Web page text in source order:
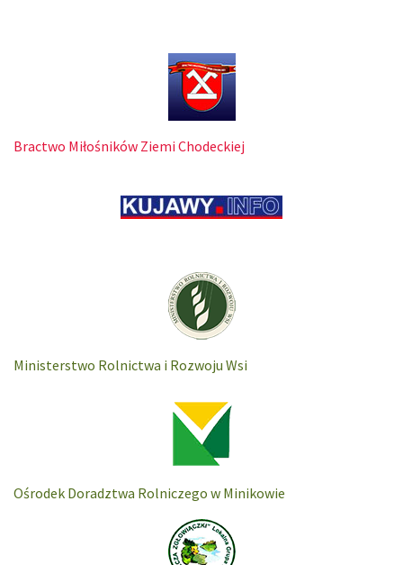
Bractwo Miłośników Ziemi Chodeckiej
Ministerstwo Rolnictwa i Rozwoju Wsi
Ośrodek Doradztwa Rolniczego w Minikowie